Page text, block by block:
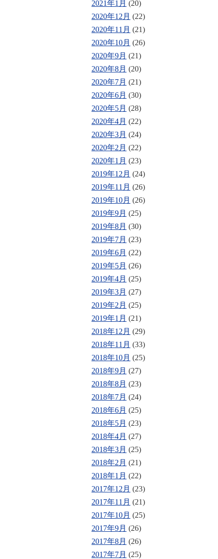
2021年1月 (20)
2020年12月 (22)
2020年11月 (21)
2020年10月 (26)
2020年9月 (21)
2020年8月 (20)
2020年7月 (21)
2020年6月 (30)
2020年5月 (28)
2020年4月 (22)
2020年3月 (24)
2020年2月 (22)
2020年1月 (23)
2019年12月 (24)
2019年11月 (26)
2019年10月 (26)
2019年9月 (25)
2019年8月 (30)
2019年7月 (23)
2019年6月 (22)
2019年5月 (26)
2019年4月 (25)
2019年3月 (27)
2019年2月 (25)
2019年1月 (21)
2018年12月 (29)
2018年11月 (33)
2018年10月 (25)
2018年9月 (27)
2018年8月 (23)
2018年7月 (24)
2018年6月 (25)
2018年5月 (23)
2018年4月 (27)
2018年3月 (25)
2018年2月 (21)
2018年1月 (22)
2017年12月 (23)
2017年11月 (21)
2017年10月 (25)
2017年9月 (26)
2017年8月 (26)
2017年7月 (25)